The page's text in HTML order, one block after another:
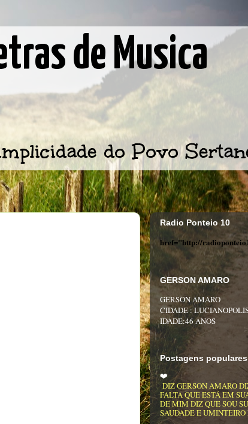
de Musica
do Povo
Radio Ponteio 10
href="http://
GERSON AMARO
GERSON AMARO
CIDADE :
IDADE:46 ANOS
Postagens populares
❤️
DIZ GERSON AMARO
FALTA QUE ESTÁ EM
DE MIM DIZ QUE SOU
SAUDADE E UMINTEIRO